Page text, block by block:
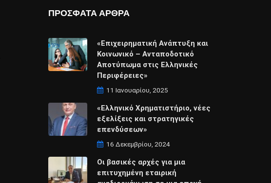
ΠΡΟΣΦΑΤΑ ΑΡΘΡΑ
«Επιχειρηματική Ανάπτυξη και
Κοινωνικό – Ανταποδοτικό
Αποτύπωμα στις Ελληνικές
Περιφέρειες»
11 Ιανουαρίου, 2025
«Ελληνικό Χρηματιστήριο, νέες
εξελίξεις και στρατηγικές
επενδύσεων»
16 Δεκεμβρίου, 2024
Οι βασικές αρχές για μια
επιτυχημένη εταιρική